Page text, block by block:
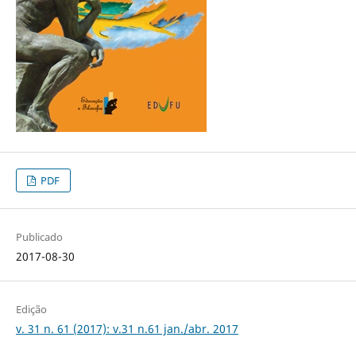
PDF
Publicado
2017-08-30
Edição
v. 31 n. 61 (2017): v.31 n.61 jan./abr. 2017